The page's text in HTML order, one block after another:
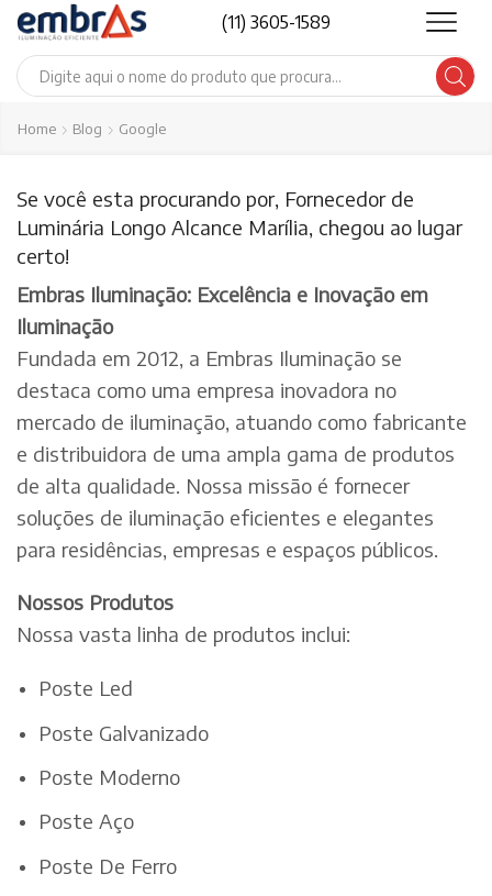
(11) 3605-1589
Search
Home Blog Google
Se você esta procurando por, Fornecedor de
Luminária Longo Alcance Marília, chegou ao lugar
certo!
Embras Iluminação: Excelência e Inovação em
Iluminação
Fundada em 2012, a Embras Iluminação se
destaca como uma empresa inovadora no
mercado de iluminação, atuando como fabricante
e distribuidora de uma ampla gama de produtos
de alta qualidade. Nossa missão é fornecer
soluções de iluminação eficientes e elegantes
para residências, empresas e espaços públicos.
Nossos Produtos
Nossa vasta linha de produtos inclui:
Poste Led
Poste Galvanizado
Poste Moderno
Poste Aço
Poste De Ferro